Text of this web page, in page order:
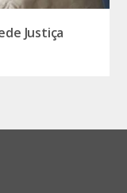
Justiça